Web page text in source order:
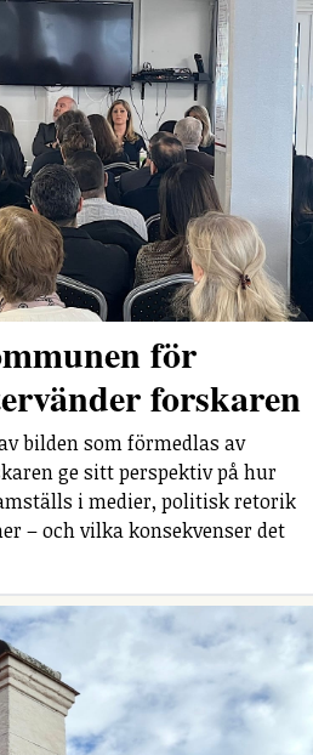
för
forskaren
bilden som förmedlas av
ge sitt perspektiv på hur
i medier, politisk retorik
– och vilka konsekvenser det